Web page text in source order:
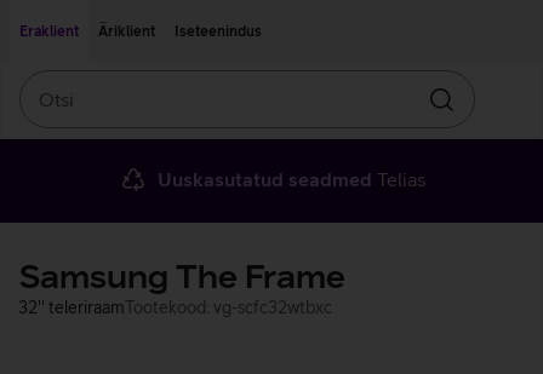
Eraklient
Äriklient Iseteenindus
Otsin
Uuskasutatud seadmed Telias
Samsung The Frame
32'' teleriraamTootekood: vg-scfc32wtbxc